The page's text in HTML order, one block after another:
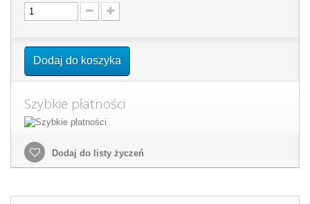
Dodaj do koszyka
Szybkie płatności
Dodaj do listy życzeń